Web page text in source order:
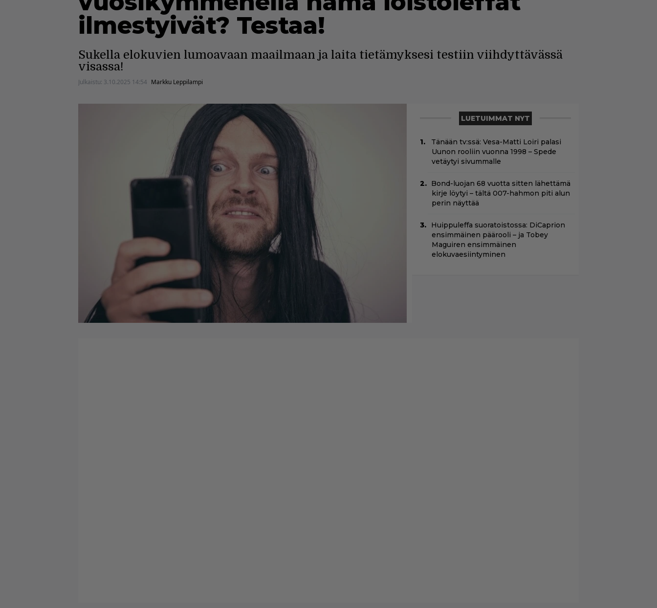
ilmestyivät? Testaa!
Sukella elokuvien lumoavaan maailmaan ja laita tietämyksesi testiin viihdyttävässä
visassa!
Julkaistu: 3.10.2025 14:54 Markku Leppilampi
LUETUIMMAT NYT
Tänään tv:ssä: Vesa-Matti Loiri palasi
Uunon rooliin vuonna 1998 – Spede
vetäytyi sivummalle
Bond-luojan 68 vuotta sitten lähettämä
kirje löytyi – tältä 007-hahmon piti alun
perin näyttää
Huippuleffa suoratoistossa: DiCaprion
ensimmäinen päärooli – ja Tobey
Maguiren ensimmäinen
elokuvaesiintyminen